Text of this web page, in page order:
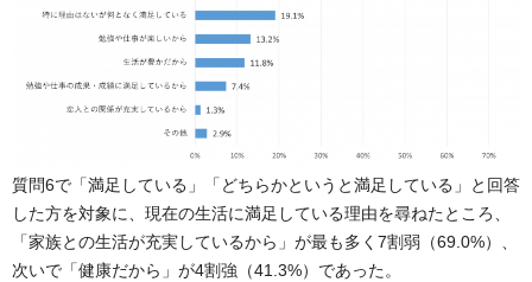
質問6で「満足している」「どちらかというと満足している」と回答
した方を対象に、現在の生活に満足している理由を尋ねたところ、
「家族との生活が充実しているから」が最も多く7割弱（69.0%）、
次いで「健康だから」が4割強（41.3%）であった。